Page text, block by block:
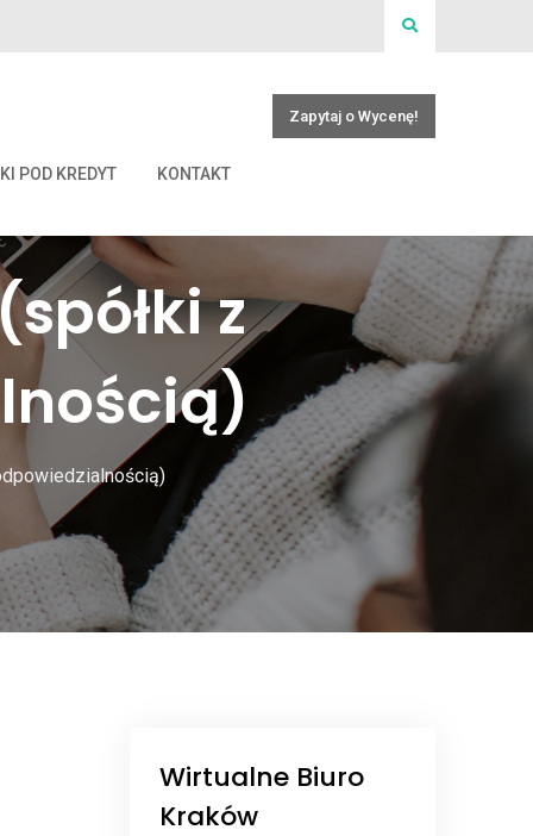
Zapytaj o Wycenę!
POD KREDYT KONTAKT
z
Wirtualne Biuro
Kraków